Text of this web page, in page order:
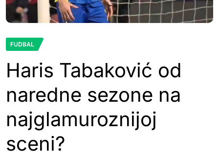
FUDBAL
Haris Tabaković od
naredne sezone na
najglamuroznijoj
sceni?